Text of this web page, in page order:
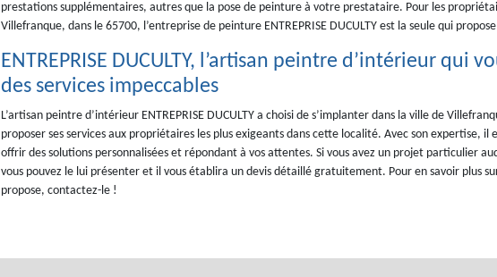
prestations supplémentaires, autres que la pose de peinture à votre prestataire. Pour les
Villefranque, dans le 65700, l’entreprise de peinture ENTREPRISE DUCULTY est la seule qui
ENTREPRISE DUCULTY, l’artisan peintre d’intérieur qui
des services impeccables
L’artisan peintre d’intérieur ENTREPRISE DUCULTY a choisi de s’implanter dans la ville de
proposer ses services aux propriétaires les plus exigeants dans cette localité. Avec son expertise, il
offrir des solutions personnalisées et répondant à vos attentes. Si vous avez un projet particulier
vous pouvez le lui présenter et il vous établira un devis détaillé gratuitement. Pour en savoir plus
propose, contactez-le !